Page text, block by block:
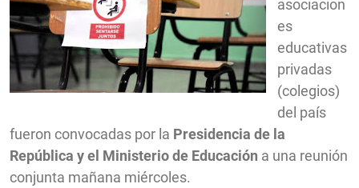
asociacion
es
educativas
privadas
(colegios)
del país
fueron convocadas por la Presidencia de la
República y el Ministerio de Educación a una reunión
conjunta mañana miércoles.